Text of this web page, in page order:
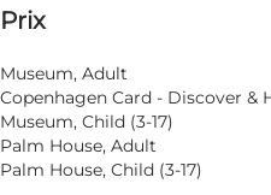
Filtrer par mois
Samedi
9 Août
Dimanche
10 Août
Lundi
Prix
Museum, Adult
Copenhagen Card - Discover &
Museum, Child (3-17)
Palm House, Adult
Palm House, Child (3-17)
⌘
Visiter le site web